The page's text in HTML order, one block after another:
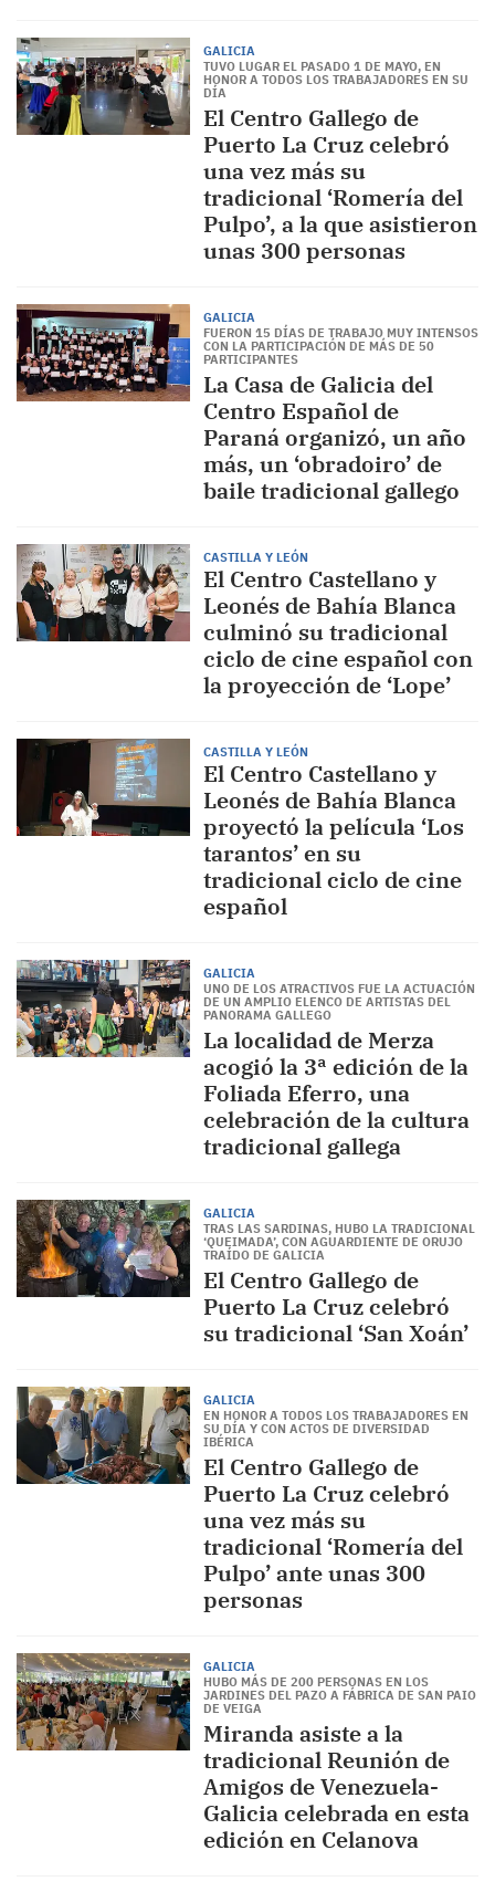
GALICIA
TUVO LUGAR EL PASADO 1 DE MAYO, EN
HONOR A TODOS LOS TRABAJADORES EN SU
DÍA
El Centro Gallego de
Puerto La Cruz celebró
una vez más su
tradicional ‘Romería del
Pulpo’, a la que asistieron
unas 300 personas
GALICIA
FUERON 15 DÍAS DE TRABAJO MUY INTENSOS
CON LA PARTICIPACIÓN DE MÁS DE 50
PARTICIPANTES
La Casa de Galicia del
Centro Español de
Paraná organizó, un año
más, un ‘obradoiro’ de
baile tradicional gallego
CASTILLA Y LEÓN
El Centro Castellano y
Leonés de Bahía Blanca
culminó su tradicional
ciclo de cine español con
la proyección de ‘Lope’
CASTILLA Y LEÓN
El Centro Castellano y
Leonés de Bahía Blanca
proyectó la película ‘Los
tarantos’ en su
tradicional ciclo de cine
español
GALICIA
UNO DE LOS ATRACTIVOS FUE LA ACTUACIÓN
DE UN AMPLIO ELENCO DE ARTISTAS DEL
PANORAMA GALLEGO
La localidad de Merza
acogió la 3ª edición de la
Foliada Eferro, una
celebración de la cultura
tradicional gallega
GALICIA
TRAS LAS SARDINAS, HUBO LA TRADICIONAL
‘QUEIMADA’, CON AGUARDIENTE DE ORUJO
TRAÍDO DE GALICIA
El Centro Gallego de
Puerto La Cruz celebró
su tradicional ‘San Xoán’
GALICIA
EN HONOR A TODOS LOS TRABAJADORES EN
SU DÍA Y CON ACTOS DE DIVERSIDAD
IBÉRICA
El Centro Gallego de
Puerto La Cruz celebró
una vez más su
tradicional ‘Romería del
Pulpo’ ante unas 300
personas
GALICIA
HUBO MÁS DE 200 PERSONAS EN LOS
JARDINES DEL PAZO A FÁBRICA DE SAN PAIO
DE VEIGA
Miranda asiste a la
tradicional Reunión de
Amigos de Venezuela-
Galicia celebrada en esta
edición en Celanova